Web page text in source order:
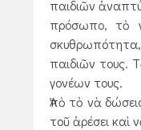
παιδιῶν
πρόσωπο, τὸ
σκυθρωπότητα,
παιδιῶν τους.
γονέων τους.
Ἀπὸ τὸ νὰ
τοῦ ἀρέσει καὶ